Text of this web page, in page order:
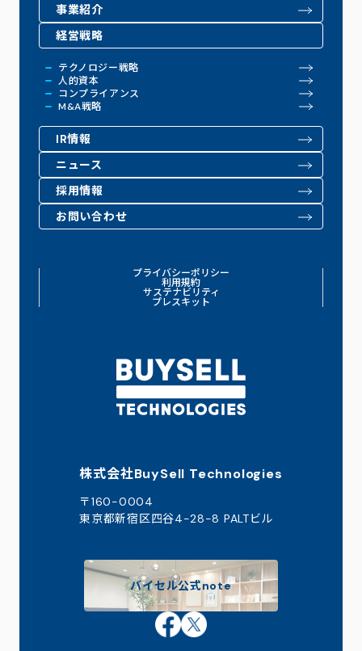
株式会社BuySell Technologies
〒160-0004
東京都新宿区四谷4-28-8 PALTビル
バイセル公式note
事業紹介
経営戦略
テクノロジー戦略
人的資本
コンプライアンス
M&A戦略
IR情報
ニュース
採用情報
お問い合わせ
プライバシーポリシー
利用規約
サステナビリティ
プレスキット